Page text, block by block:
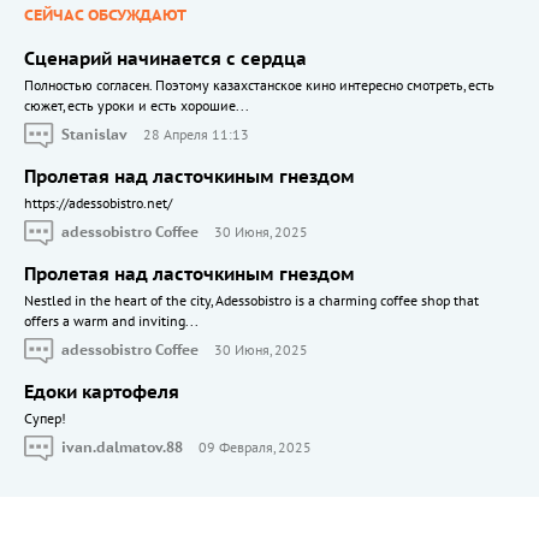
СЕЙЧАС ОБСУЖДАЮТ
Сценарий начинается с сердца
Полностью согласен. Поэтому казахстанское кино интересно смотреть, есть
сюжет, есть уроки и есть хорошие...
Stanislav
28 Апреля 11:13
Пролетая над ласточкиным гнездом
https://adessobistro.net/
adessobistro Coffee
30 Июня, 2025
Пролетая над ласточкиным гнездом
Nestled in the heart of the city, Adessobistro is a charming coffee shop that
offers a warm and inviting...
adessobistro Coffee
30 Июня, 2025
Едоки картофеля
Cупер!
ivan.dalmatov.88
09 Февраля, 2025